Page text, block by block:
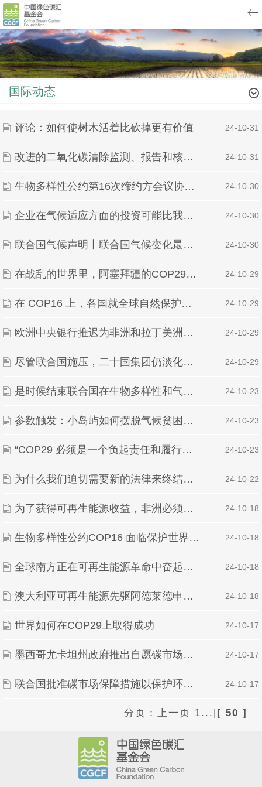
国际动态
评论：如何使树木活着比砍掉更有价值 | 24-10-31
改进的二氧化碳清除监测、报告和核查的成本估算 | 24-10-31
生物多样性公约第16次缔约方会议协议草案中遗漏了化石燃料转型承诺 作者：Sebastian Rodr | 24-10-30
企业在气候适应方面的投资可能比我们想象的要多 | 24-10-30
联合国气候声明丨联合国气候变化最新报告显示国家气候计划“远未达到需求” 2024年10月28日  | 24-10-30
在战乱的世界里，阿塞拜疆的COP29停火呼吁作为“公关演习”而受到攻击 作者：Matteo Civi | 24-10-29
在 COP16 上，各国就全球自然保护基金的未来出现分歧 作者：Sebastian Rodrigue | 24-10-29
欧洲中央银行推迟为非洲和拉丁美洲增加气候融资的计划 作者：Joe Lo 2024年10月23日发布于 | 24-10-29
尽管联合国施压，二十国集团仍淡化专家的气候融资报告 | 24-10-29
是时候结束联合国在生物多样性和气候之间的人为鸿沟了 | 24-10-23
参数触发：小岛屿如何摆脱气候贫困陷阱 | 24-10-23
“COP29 必须是一个负起责任和履行承诺的气候大会” | 24-10-23
为什么我们迫切需要新的法律来终结化石燃料 | 24-10-22
为了获得可再生能源收益，非洲必须投资电池存储 | 24-10-18
生物多样性公约COP16 面临保护世界30%陆地和海洋的“巨大”挑战 | 24-10-18
全球南方正在可再生能源革命中奋起直追 作者：维克拉姆▪辛格（Vikram Singh） 2024年1 | 24-10-18
澳大利亚可再生能源先驱阿德莱德申办COP31气候峰会 | 24-10-18
世界如何在COP29上取得成功 | 24-10-17
墨西哥尤卡坦州政府推出自愿碳市场碳项目开发创新指南 | 24-10-17
联合国批准碳市场保障措施以保护环境和人权 | 24-10-17
分页： 上一页 1... | [ 50 ]